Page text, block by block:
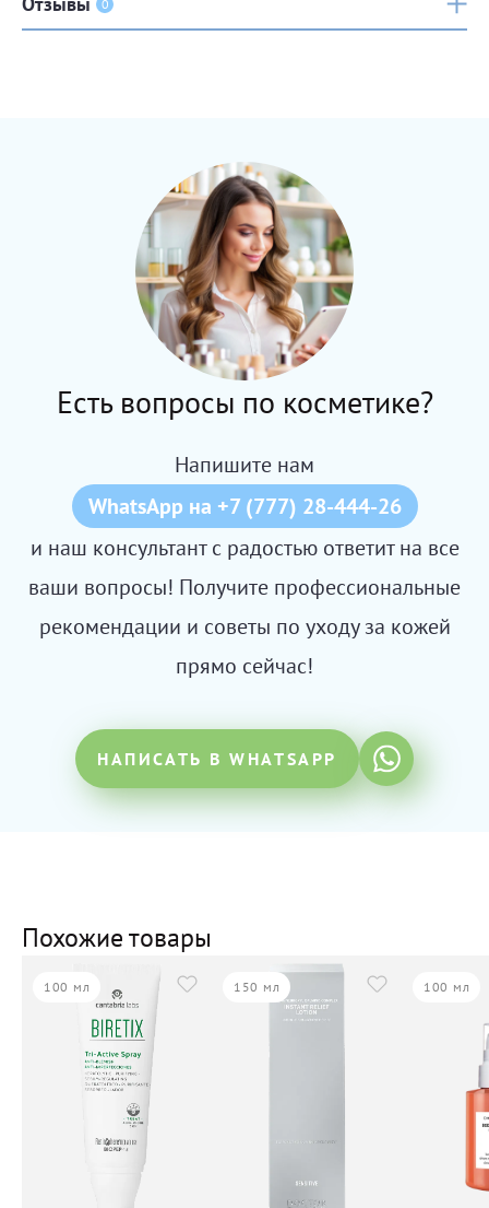
0
Есть вопросы по косметике?
Напишите нам
WhatsApp на +7 (777) 28-444-26
и наш консультант с радостью ответит на все
ваши вопросы! Получите профессиональные
рекомендации и советы по уходу за кожей
прямо сейчас!
НАПИСАТЬ В WHATSAPP
Похожие товары
100 мл 150 мл 100 мл